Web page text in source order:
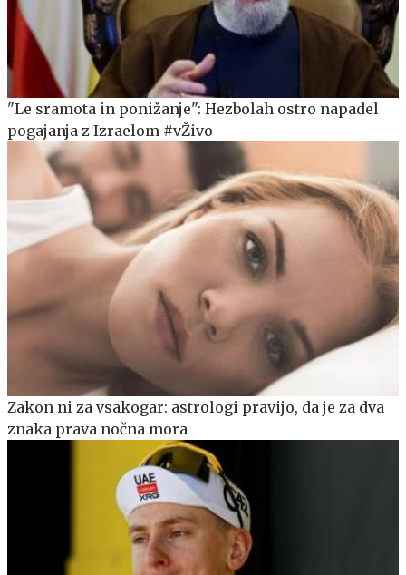
"Le sramota in ponižanje": Hezbolah ostro napadel
pogajanja z Izraelom #vŽivo
Zakon ni za vsakogar: astrologi pravijo, da je za dva
znaka prava nočna mora